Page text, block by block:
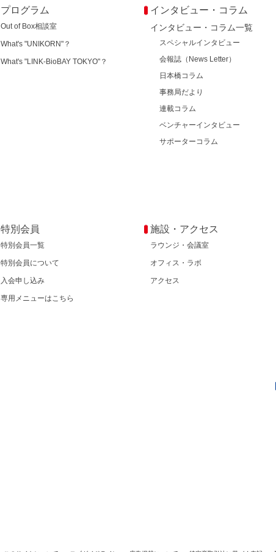
プログラム
Out of Box相談室
What's "UNIKORN"？
What's "LINK-BioBAY TOKYO"？
インタビュー・コラム
インタビュー・コラム一覧
スペシャルインタビュー
会報誌（News Letter）
日本橋コラム
事務局だより
連載コラム
ベンチャーインタビュー
サポーターコラム
特別会員
特別会員一覧
特別会員について
入会申し込み
専用メニューはこちら
施設・アクセス
ラウンジ・会議室
オフィス・ラボ
アクセス